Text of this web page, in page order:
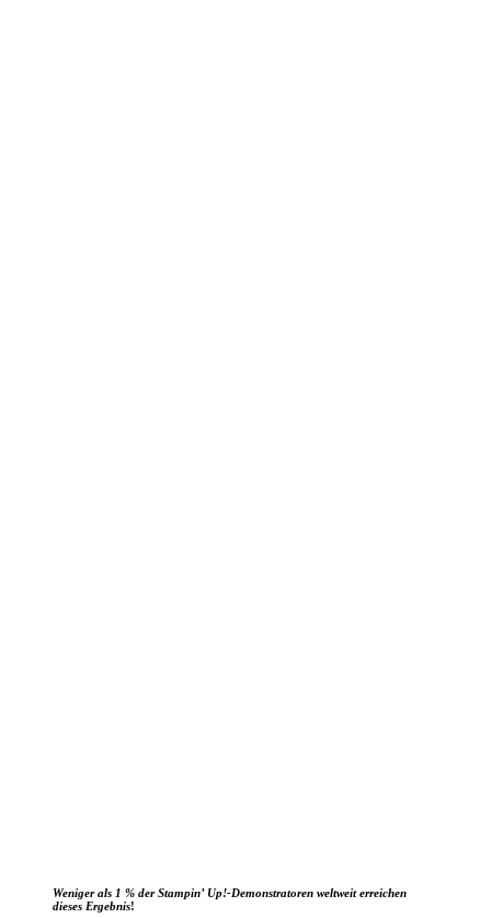
Weniger als 1 % der Stampin’ Up!-Demonstratoren weltweit erreichen
dieses Ergebnis!